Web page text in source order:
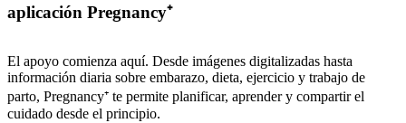
aplicación Pregnancy⁺
El apoyo comienza aquí. Desde imágenes digitalizadas hasta
información diaria sobre embarazo, dieta, ejercicio y trabajo de
parto, Pregnancy⁺ te permite planificar, aprender y compartir el
cuidado desde el principio.